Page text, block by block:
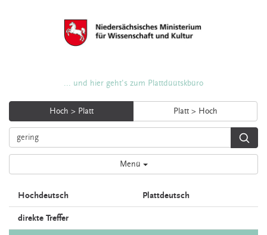
... und hier geht's zum Plattdüütskbüro
Hoch > Platt Platt > Hoch
Menü
Hochdeutsch Plattdeutsch
direkte Treffer